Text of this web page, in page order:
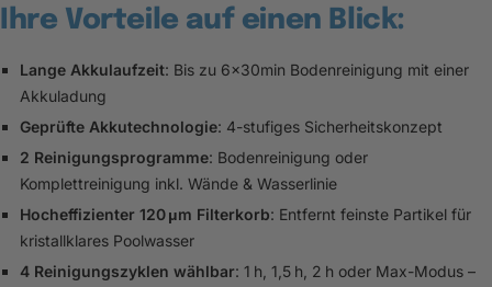
Ihre Vorteile auf einen Blick:
Lange Akkulaufzeit: Bis zu 6x30min Bodenreinigung mit einer
Akkuladung
Geprüfte Akkutechnologie: 4-stufiges Sicherheitskonzept
2 Reinigungsprogramme: Bodenreinigung oder
Komplettreinigung inkl. Wände & Wasserlinie
Hocheffizienter 120 μm Filterkorb: Entfernt feinste Partikel für
kristallklares Poolwasser
4 Reinigungszyklen wählbar: 1 h, 1,5 h, 2 h oder Max-Modus –